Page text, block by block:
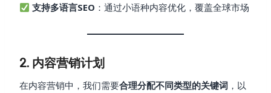
支持多语言SEO ：通过小语种内容优化，覆盖全球市场
2. 内容营销计划
在内容营销中，我们需要合理分配不同类型的关键词 ，以